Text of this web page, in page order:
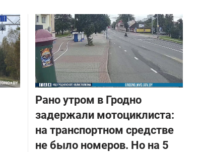
Рано утром в Гродно
задержали мотоциклиста:
на транспортном средстве
не было номеров. Но на 5